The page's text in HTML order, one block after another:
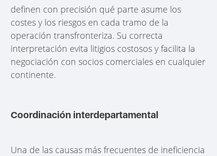
definen con precisión qué parte asume los
costes y los riesgos en cada tramo de la
operación transfronteriza. Su correcta
interpretación evita litigios costosos y facilita la
negociación con socios comerciales en cualquier
continente.
Coordinación interdepartamental
Una de las causas más frecuentes de ineficiencia